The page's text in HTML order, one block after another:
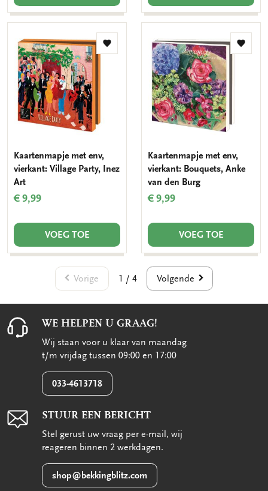
Toevoegen
Kaartenmapje met env,
vierkant: Village Party, Inez
Art
€ 9,99
VOEG TOE
Kaartenmapje met env,
vierkant: Bouquets, Anke
van den Burg
€ 9,99
VOEG TOE
Vorige 1 / 4 Volgende
WE HELPEN U GRAAG!
Wij staan voor u klaar van maandag
t/m vrijdag tussen 09:00 en 17:00
033-4613718
STUUR EEN BERICHT
Stel gerust uw vraag per e-mail, wij
reageren binnen 2 werkdagen.
shop@bekkingblitz.com